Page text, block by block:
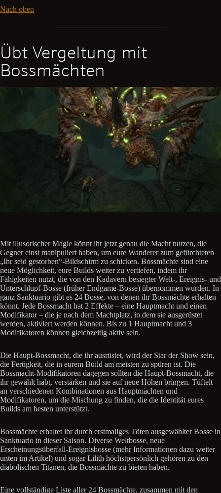
Nach oben
Übt Vergeltung mit
Bossmächten
Mit illusorischer Magie könnt ihr jetzt genau die Macht nutzen, die
Gegner einst manipuliert haben, um eure Wanderer zum gefürchteten
„Ihr seid gestorben“-Bildschirm zu schicken. Bossmächte sind eine
neue Möglichkeit, eure Builds weiter zu vertiefen, indem ihr
Fähigkeiten nutzt, die von den Kadavern besiegter Welt-, Ereignis- und
Unterschlupf-Bosse (früher Endgame-Bosse) übernommen wurden. In
ganz Sanktuario gibt es 24 Bosse, von denen ihr Bossmächte erhalten
könnt. Jede Bossmacht hat 2 Effekte – eine Hauptmacht und einen
Modifikator – die je nach dem Machtplatz, in dem sie ausgerüstet
werden, aktiviert werden können. Bis zu 1 Hauptmacht und 3
Modifikatoren können gleichzeitig aktiv sein.
Die Haupt-Bossmacht, die ihr ausrüstet, wird der Star der Show sein,
die Fertigkeit, die in eurem Build am meisten zu spüren ist. Die
Bossmacht-Modifikatoren dagegen sollten die Haupt-Bossmacht, die
ihr gewählt habt, verstärken und sie auf neue Höhen bringen. Tüftelt
an verschiedenen Kombinationen aus Hauptmächten und
Modifikatoren, um die Mischung zu finden, die die Identität eures
Builds am besten unterstützt.
Bossmächte erhaltet ihr durch erstmaliges Töten ausgewählter Bosse in
Sanktuario in dieser Saison. Diverse Weltbosse, neue
Erscheinungsüberfall-Ereignisbosse (mehr Informationen dazu weiter
unten im Artikel) und sogar Lilith höchstpersönlich gehören zu den
diabolischen Titanen, die Bossmächte zu bieten haben.
Eine vollständige Liste aller 24 Bossmächte, zusammen mit den